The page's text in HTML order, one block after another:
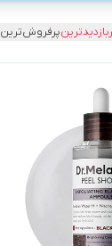
پرفروش‌ترین